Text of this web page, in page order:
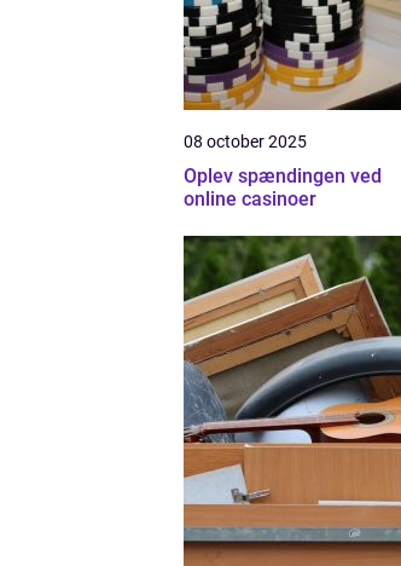
08 october 2025
Oplev spændingen ved
online casinoer